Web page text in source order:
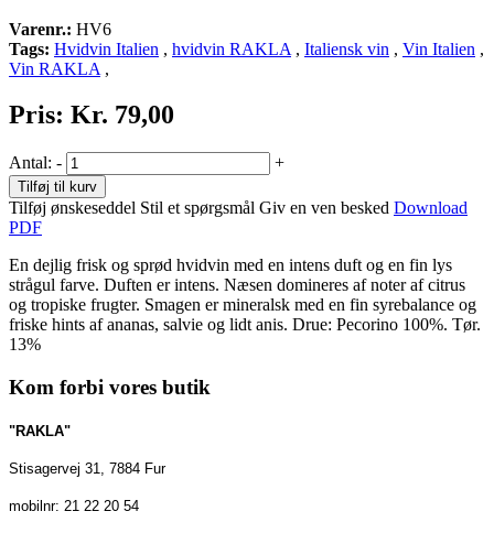
Varenr.: HV6
Tags: Hvidvin Italien , hvidvin RAKLA , Italiensk vin , Vin Italien ,
Vin RAKLA ,
Pris: Kr. 79,00
Antal: - +
Tilføj til kurv
Tilføj ønskeseddel Stil et spørgsmål Giv en ven besked Download
PDF
En dejlig frisk og sprød hvidvin med en intens duft og en fin lys
strågul farve. Duften er intens. Næsen domineres af noter af citrus
og tropiske frugter. Smagen er mineralsk med en fin syrebalance og
friske hints af ananas, salvie og lidt anis. Drue: Pecorino 100%. Tør.
13%
Kom forbi vores butik
"RAKLA"
Stisagervej 31, 7884 Fur
mobilnr: 21 22 20 54